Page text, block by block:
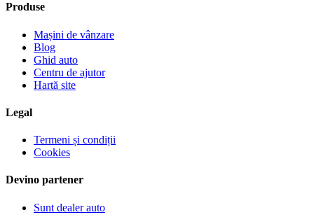
Produse
Mașini de vânzare
Blog
Ghid auto
Centru de ajutor
Hartă site
Legal
Termeni și condiții
Cookies
Devino partener
Sunt dealer auto